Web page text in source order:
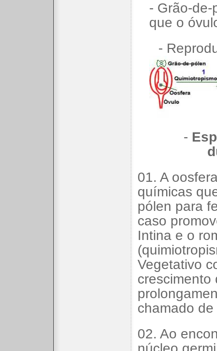
- Grão-de-
que o
-
-
01. A
químicas
pólen para
caso
Intina e o
Vegetativo
crescimento
chamado
02. Ao